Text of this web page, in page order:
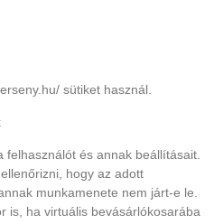
sütiket használ.
és annak beállításait.
hogy az adott
munkamenete nem járt-e le.
is, ha virtuális bevásárlókosarába